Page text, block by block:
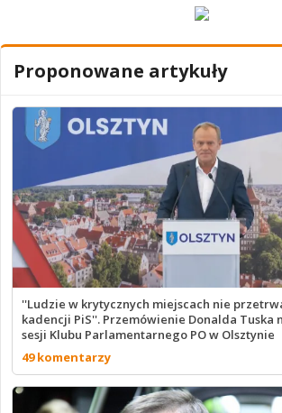
Proponowane artykuły
''Ludzie w krytycznych miejscach nie
kadencji PiS''. Przemówienie Donalda Tuska
sesji Klubu Parlamentarnego PO w Olsztynie
49 komentarzy